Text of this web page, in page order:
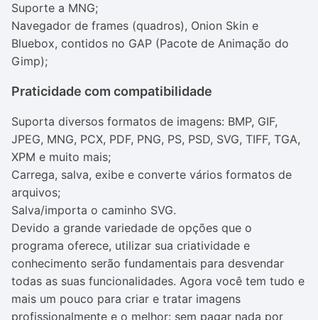
Suporte a MNG;
Navegador de frames (quadros), Onion Skin e
Bluebox, contidos no GAP (Pacote de Animação do
Gimp);
Praticidade com compatibilidade
Suporta diversos formatos de imagens: BMP, GIF,
JPEG, MNG, PCX, PDF, PNG, PS, PSD, SVG, TIFF, TGA,
XPM e muito mais;
Carrega, salva, exibe e converte vários formatos de
arquivos;
Salva/importa o caminho SVG.
Devido a grande variedade de opções que o
programa oferece, utilizar sua criatividade e
conhecimento serão fundamentais para desvendar
todas as suas funcionalidades. Agora você tem tudo e
mais um pouco para criar e tratar imagens
profissionalmente e o melhor: sem pagar nada por